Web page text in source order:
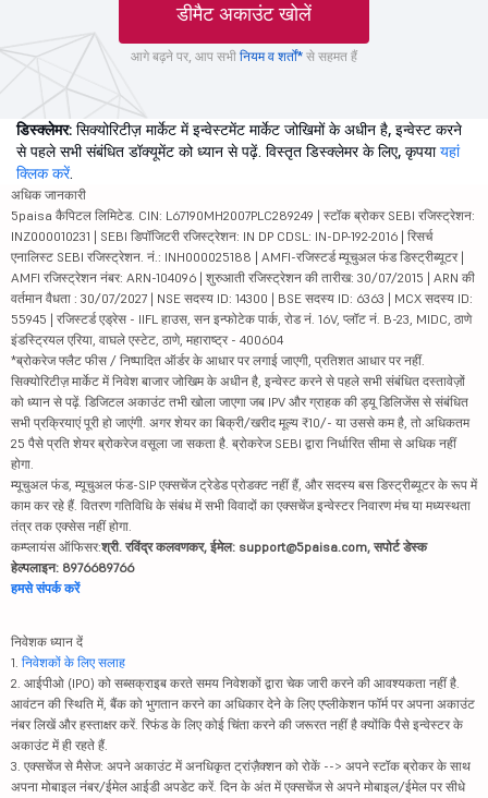
डीमैट अकाउंट खोलें
आगे बढ़ने पर, आप सभी नियम व शर्तों* से सहमत हैं
डिस्क्लेमर: सिक्योरिटीज़ मार्केट में इन्वेस्टमेंट मार्केट जोखिमों के अधीन है, इन्वेस्ट करने
से पहले सभी संबंधित डॉक्यूमेंट को ध्यान से पढ़ें. विस्तृत डिस्क्लेमर के लिए, कृपयायहां
क्लिक करें.
अधिक जानकारी
5paisa कैपिटल लिमिटेड. CIN: L67190MH2007PLC289249 | स्टॉक ब्रोकर SEBI रजिस्ट्रेशन:
INZ000010231 | SEBI डिपॉजिटरी रजिस्ट्रेशन: IN DP CDSL: IN-DP-192-2016 | रिसर्च
एनालिस्ट SEBI रजिस्ट्रेशन. नं.: INH000025188 | AMFI-रजिस्टर्ड म्यूचुअल फंड डिस्ट्रीब्यूटर |
AMFI रजिस्ट्रेशन नंबर: ARN-104096 | शुरुआती रजिस्ट्रेशन की तारीख: 30/07/2015 | ARN की
वर्तमान वैधता : 30/07/2027 | NSE सदस्य ID: 14300 | BSE सदस्य ID: 6363 | MCX सदस्य ID:
55945 | रजिस्टर्ड एड्रेस - IIFL हाउस, सन इन्फोटेक पार्क, रोड नं. 16V, प्लॉट नं. B-23, MIDC, ठाणे
इंडस्ट्रियल एरिया, वाघले एस्टेट, ठाणे, महाराष्ट्र - 400604
*ब्रोकरेज फ्लैट फीस / निष्पादित ऑर्डर के आधार पर लगाई जाएगी, प्रतिशत आधार पर नहीं.
सिक्योरिटीज़ मार्केट में निवेश बाजार जोखिम के अधीन है, इन्वेस्ट करने से पहले सभी संबंधित दस्तावेज़ों
को ध्यान से पढ़ें. डिजिटल अकाउंट तभी खोला जाएगा जब IPV और ग्राहक की ड्यू डिलिजेंस से संबंधित
सभी प्रक्रियाएं पूरी हो जाएंगी. अगर शेयर का बिक्री/खरीद मूल्य ₹10/- या उससे कम है, तो अधिकतम
25 पैसे प्रति शेयर ब्रोकरेज वसूला जा सकता है. ब्रोकरेज SEBI द्वारा निर्धारित सीमा से अधिक नहीं
होगा.
म्यूचुअल फंड, म्यूचुअल फंड-SIP एक्सचेंज ट्रेडेड प्रोडक्ट नहीं हैं, और सदस्य बस डिस्ट्रीब्यूटर के रूप में
काम कर रहे हैं. वितरण गतिविधि के संबंध में सभी विवादों का एक्सचेंज इन्वेस्टर निवारण मंच या मध्यस्थता
तंत्र तक एक्सेस नहीं होगा.
कम्प्लायंस ऑफिसर:श्री. रविंद्र कलवणकर, ईमेल: support@5paisa.com, सपोर्ट डेस्क
हेल्पलाइन: 8976689766
हमसे संपर्क करें
निवेशक ध्यान दें
1. निवेशकों के लिए सलाह
2. आईपीओ (IPO) को सब्सक्राइब करते समय निवेशकों द्वारा चेक जारी करने की आवश्यकता नहीं है.
आवंटन की स्थिति में, बैंक को भुगतान करने का अधिकार देने के लिए एप्लीकेशन फॉर्म पर अपना अकाउंट
नंबर लिखें और हस्ताक्षर करें. रिफंड के लिए कोई चिंता करने की जरूरत नहीं है क्योंकि पैसे इन्वेस्टर के
अकाउंट में ही रहते हैं.
3. एक्सचेंज से मैसेज: अपने अकाउंट में अनधिकृत ट्रांज़ैक्शन को रोकें --> अपने स्टॉक ब्रोकर के साथ
अपना मोबाइल नंबर/ईमेल आईडी अपडेट करें. दिन के अंत में एक्सचेंज से अपने मोबाइल/ईमेल पर सीधे